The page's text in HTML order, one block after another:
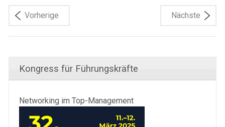
Vorherige Nächste
Kongress für Führungskräfte
Networking im Top-Management